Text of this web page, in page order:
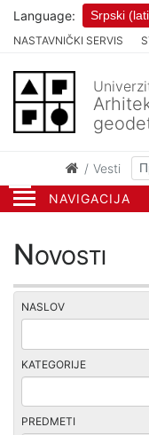
NAVIGACIJA
NASTAVNIČKI SERVIS
Language: Srpski
Vesti
Novosti
NASLOV
KATEGORIJE
PREDMETI